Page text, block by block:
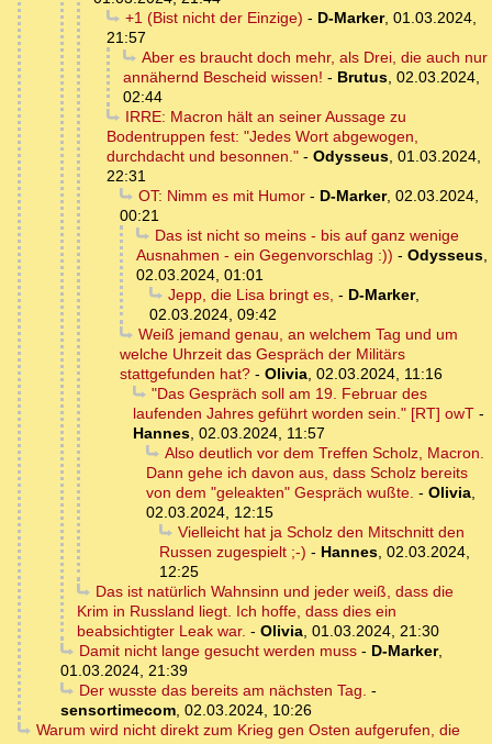
+1 (Bist nicht der Einzige) - D-Marker, 01.03.2024,
21:57
Aber es braucht doch mehr, als Drei, die auch nur
annähernd Bescheid wissen! - Brutus, 02.03.2024,
02:44
IRRE: Macron hält an seiner Aussage zu
Bodentruppen fest: "Jedes Wort abgewogen,
durchdacht und besonnen." - Odysseus, 01.03.2024,
22:31
OT: Nimm es mit Humor- D-Marker, 02.03.2024,
00:21
Das ist nicht so meins - bis auf ganz wenige
Ausnahmen - ein Gegenvorschlag :)) - Odysseus,
02.03.2024, 01:01
Jepp, die Lisa bringt es, - D-Marker,
02.03.2024, 09:42
Weiß jemand genau, an welchem Tag und um
welche Uhrzeit das Gespräch der Militärs
stattgefunden hat? - Olivia, 02.03.2024, 11:16
"Das Gespräch soll am 19. Februar des
laufenden Jahres geführt worden sein." [RT] owT -
Hannes, 02.03.2024, 11:57
Also deutlich vor dem Treffen Scholz, Macron.
Dann gehe ich davon aus, dass Scholz bereits
von dem "geleakten" Gespräch wußte. - Olivia,
02.03.2024, 12:15
Vielleicht hat ja Scholz den Mitschnitt den
Russen zugespielt ;-) - Hannes, 02.03.2024,
12:25
Das ist natürlich Wahnsinn und jeder weiß, dass die
Krim in Russland liegt. Ich hoffe, dass dies ein
beabsichtigter Leak war. - Olivia, 01.03.2024, 21:30
Damit nicht lange gesucht werden muss- D-Marker,
01.03.2024, 21:39
Der wusste das bereits am nächsten Tag. -
sensortimecom, 02.03.2024, 10:26
Warum wird nicht direkt zum Krieg gen Osten aufgerufen, die